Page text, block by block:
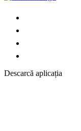
Descarcă aplicația